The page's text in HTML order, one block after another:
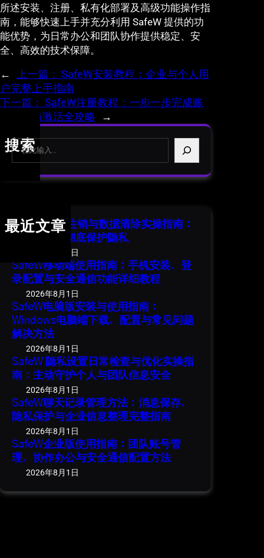
所述安装、注册、私有化部署及高级功能操作指
南，能够快速上手并充分利用 SafeW 提供的功
能优势，为日常办公和团队协作提供稳定、安
全、高效的技术保障。
← 上一篇： SafeW安装教程：企业与个人用
户完整上手指南
下一篇： SafeW注册教程：一步一步完成账
号创建与激活全攻略
→
搜索
S
最近文章
SafeW 账号注销与数据清除实操指南：
安全退出并彻底保护隐私
2026年8月1日
SafeW移动端使用指南：手机安装、登
录配置与安全通信功能详细教程
2026年8月1日
SafeW电脑版安装与使用指南：
Windows电脑端下载、配置与常见问题
解决方法
2026年8月1日
SafeW 隐私设置日常检查与优化实操指
南：主动守护个人与团队信息安全
2026年8月1日
SafeW聊天记录管理方法：消息保存、
隐私保护与企业信息整理完整指南
2026年8月1日
SafeW企业版使用指南：团队账号管
理、协作办公与安全通信配置方法
2026年8月1日